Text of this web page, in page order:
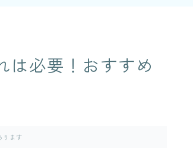
は必要！おすすめ
ります